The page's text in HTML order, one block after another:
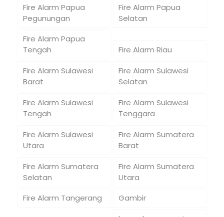
Fire Alarm Papua
Pegunungan
Fire Alarm Papua
Selatan
Fire Alarm Papua
Tengah
Fire Alarm Riau
Fire Alarm Sulawesi
Barat
Fire Alarm Sulawesi
Selatan
Fire Alarm Sulawesi
Tengah
Fire Alarm Sulawesi
Tenggara
Fire Alarm Sulawesi
Utara
Fire Alarm Sumatera
Barat
Fire Alarm Sumatera
Selatan
Fire Alarm Sumatera
Utara
Fire Alarm Tangerang
Gambir